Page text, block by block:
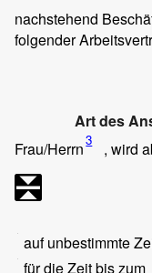
nachstehend
folgender
Art des
Frau/Herrn3 , wird
auf unbestimmte
für die Zeit bis zum